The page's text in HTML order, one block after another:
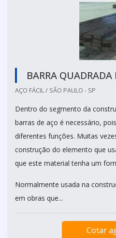
BARRA QUADRADA
AÇO FÁCIL / SÃO PAULO - SP
Dentro do segmento da
barras de aço é necessário,
diferentes funções. Muitas
construção do elemento que
que este material tenha um
Normalmente usada na
em obras que...
Cotar